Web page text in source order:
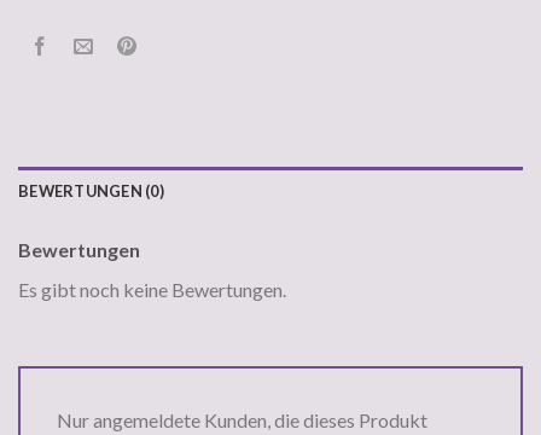
BEWERTUNGEN (0)
Bewertungen
Es gibt noch keine Bewertungen.
Nur angemeldete Kunden, die dieses Produkt